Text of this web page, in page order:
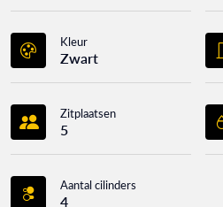
Kleur
Zwart
Zitplaatsen
5
Aantal cilinders
4